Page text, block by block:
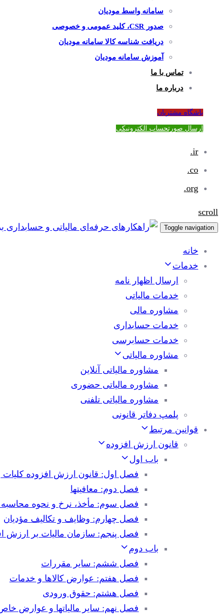
سامانه واسط مودیان
صدور CSR، کلید عمومی و خصوصی
دریافت شناسه کالا سامانه مودیان
آموزش سامانه مودیان
تماس با ما
درباره ما
باشگاه مشتریان
ارسال صورتحساب الکترونیکی
ir.
co.
org.
scroll
Toggle navigation
خانه
خدمات
ارسال اظهار نامه
خدمات مالیاتی
مشاوره مالی
خدمات حسابداری
خدمات حسابرسی
مشاوره مالیاتی
مشاوره مالیاتی آنلاین
مشاوره مالیاتی حضوری
مشاوره مالیاتی تلفنی
پلمپ دفاتر قانونی
قوانین مرتبط
قانون ارزش افزوده
باب اول
فصل اول: قانون ارزش افزوده کلیات
فصل دوم: معافیتها
فصل سوم: مأخذ، نرخ و نحوه محاسبه
فصل چهارم: وظایف و تکالیف مؤدیان
فصل پنجم: سازمان مالیات بر ارزش
باب دوم
فصل ششم: سایر مقررات
فصل هفتم: عوارض کالاها و خدمات
فصل هشتم: حقوق ورودی
فصل نهم: سایر مالیاتها و عوارض